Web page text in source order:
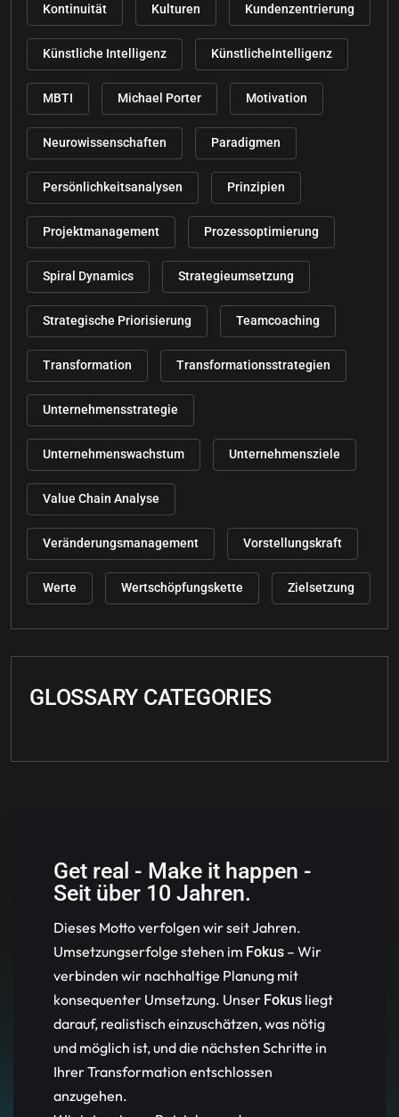
Kontinuität Kulturen Kundenzentrierung
Künstliche Intelligenz KünstlicheIntelligenz
MBTI Michael Porter Motivation
Neurowissenschaften Paradigmen
Persönlichkeitsanalysen Prinzipien
Projektmanagement Prozessoptimierung
Spiral Dynamics Strategieumsetzung
Strategische Priorisierung Teamcoaching
Transformation Transformationsstrategien
Unternehmensstrategie
Unternehmenswachstum Unternehmensziele
Value Chain Analyse
Veränderungsmanagement Vorstellungskraft
Werte Wertschöpfungskette Zielsetzung
GLOSSARY CATEGORIES
Get real - Make it happen -
Seit über 10 Jahren.
Dieses Motto verfolgen wir seit Jahren.
Umsetzungserfolge stehen im Fokus – Wir
verbinden wir nachhaltige Planung mit
konsequenter Umsetzung. Unser Fokus liegt
darauf, realistisch einzuschätzen, was nötig
und möglich ist, und die nächsten Schritte in
Ihrer Transformation entschlossen
anzugehen.